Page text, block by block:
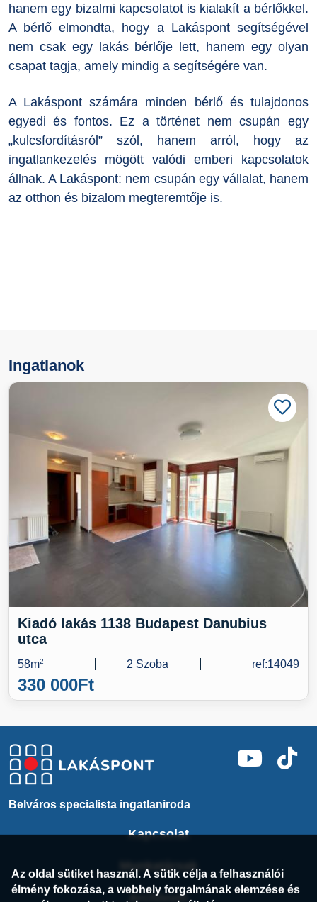
hanem egy bizalmi kapcsolatot is kialakít a bérlőkkel.
A bérlő elmondta, hogy a Lakáspont segítségével
nem csak egy lakás bérlője lett, hanem egy olyan
csapat tagja, amely mindig a segítségére van.
A Lakáspont számára minden bérlő és tulajdonos
egyedi és fontos. Ez a történet nem csupán egy
„kulcsfordításról” szól, hanem arról, hogy az
ingatlankezelés mögött valódi emberi kapcsolatok
állnak. A Lakáspont: nem csupán egy vállalat, hanem
az otthon és bizalom megteremtője is.
Ingatlanok
Kiadó lakás 1138 Budapest Danubius
utca
58m2 2 Szoba ref:14049
330 000Ft
Kapcsolat
Munkatársak
Archívum
Belváros specialista ingatlaniroda
Az oldal sütiket használ. A sütik célja a felhasználói
élmény fokozása, a webhely forgalmának elemzése és